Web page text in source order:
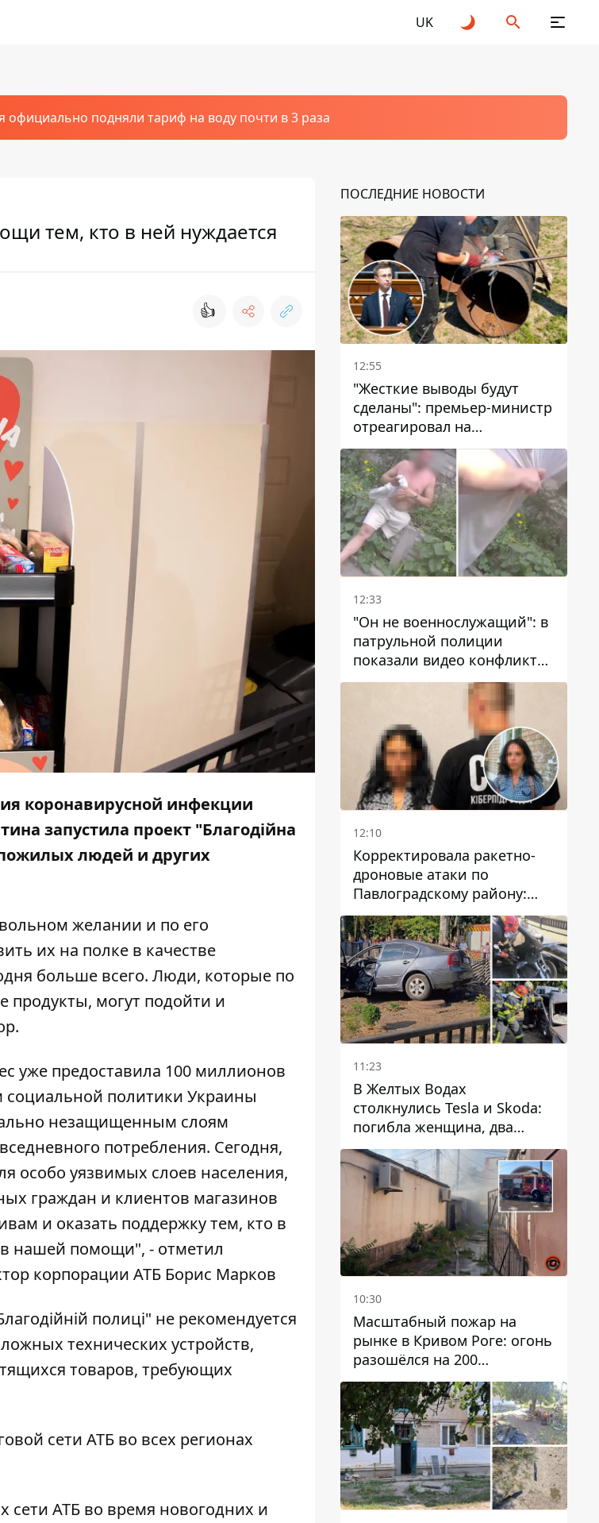
UK
официально подняли тариф на воду почти в 3 раза
тем, кто в ней нуждается
👍
коронавирусной инфекции
запустила проект "Благодійна
людей и других
желании и по его
их на полке в качестве
больше всего. Люди, которые по
продукты, могут подойти и
уже предоставила 100 миллионов
социальной политики Украины
незащищенным слоям
потребления. Сегодня,
особо уязвимых слоев населения,
граждан и клиентов магазинов
и оказать поддержку тем, кто в
нашей помощи", - отметил
корпорации АТБ Борис Марков
полиці" не рекомендуется
технических устройств,
товаров, требующих
сети АТБ во всех регионах
сети АТБ во время новогодних и
ПОСЛЕДНИЕ НОВОСТИ
12:55
"Жесткие выводы будут
сделаны": премьер-министр
отреагировал на
несколькодневное
отсутствие воды в Марганце
12:33
"Он не военнослужащий": в
патрульной полиции
показали видео конфликта
с мужчиной без ноги на
проспекте Поля в Днепре
12:10
Корректировала ракетно-
дроновые атаки по
Павлоградскому району:
задержали вражескую
агентку
11:23
В Желтых Водах
столкнулись Tesla и Skoda:
погибла женщина, два
человека пострадали
10:30
Масштабный пожар на
рынке в Кривом Роге: огонь
разошёлся на 200
квадратных метров